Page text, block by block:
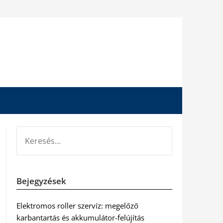
Bejegyzések
Elektromos roller szervíz: megelőző
karbantartás és akkumulátor-felújítás